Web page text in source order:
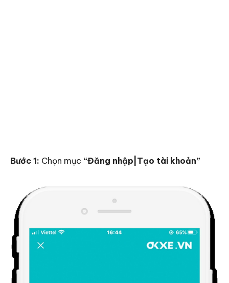
Bước 1: Chọn mục “Đăng nhập|Tạo tài khoản”